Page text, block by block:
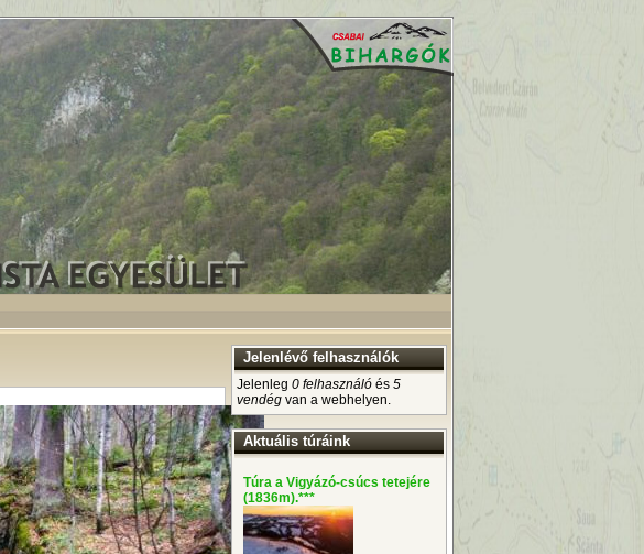
Jelenlévő felhasználók
Jelenleg 0 felhasználó és 5
vendég van a webhelyen.
Aktuális túráink
Túra a Vigyázó-csúcs tetejére
(1836m).***